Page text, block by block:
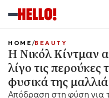
HOME BEAUTY
Η Νικόλ Κίντμαν
λίγο τις περούκες
φυσικά της μαλλιά
Απόδραση στη φύση για